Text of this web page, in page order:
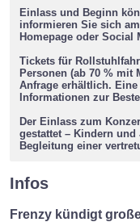
Einlass und Beginn
informieren Sie sich
Homepage oder Social
Tickets für
Personen (ab 70 % mit
Anfrage erhältlich.
Informationen zur
Der Einlass zum
gestattet – Kindern
Begleitung einer
Infos
Frenzy kündigt